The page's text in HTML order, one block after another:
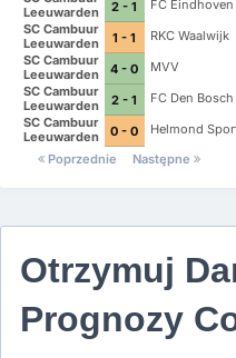
Leeuwarden
2 - 1
FC Eindhoven
SC Cambuur
Leeuwarden
1 - 1
RKC Waalwijk
SC Cambuur
Leeuwarden
4 - 0
MVV
SC Cambuur
Leeuwarden
2 - 1
FC Den Bosch
SC Cambuur
Leeuwarden
0 - 0
Helmond
Poprzednie
Następne
Otrzymuj
Prognozy